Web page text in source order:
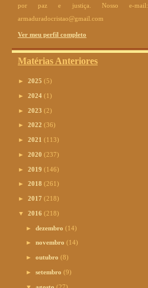
por paz e justiça. Nosso e-mail:
armaduradocristao@gmail.com
Ver meu perfil completo
Matérias Anteriores
► 2025 (5)
► 2024 (1)
► 2023 (2)
► 2022 (36)
► 2021 (113)
► 2020 (237)
► 2019 (146)
► 2018 (261)
► 2017 (218)
▼ 2016 (218)
►dezembro(14)
►novembro(14)
►outubro(8)
►setembro(9)
▼agosto(27)